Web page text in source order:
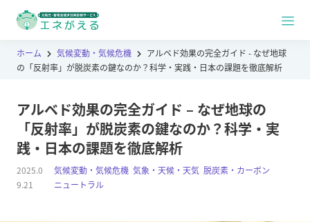
ホーム 気候変動・気候危機
アルベド効果の完全ガイド - なぜ地球
の「反射率」が脱炭素の鍵なのか？科学・実践・日本の課題を徹底解析
アルベド効果の完全ガイド – なぜ地球の
「反射率」が脱炭素の鍵なのか？科学・実
践・日本の課題を徹底解析
気候変動・気候危機 ,気象・天候・天気 ,脱炭素・カーボン
ニュートラル
2025.0
9.21